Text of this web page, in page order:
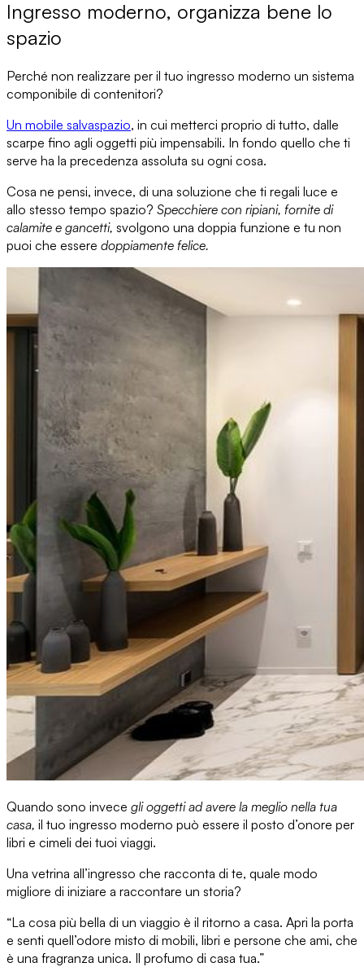
Ingresso moderno, organizza bene lo
spazio
Perché non realizzare per il tuo ingresso moderno un sistema
componibile di contenitori?
Un mobile salvaspazio, in cui metterci proprio di tutto, dalle
scarpe fino agli oggetti più impensabili. In fondo quello che ti
serve ha la precedenza assoluta su ogni cosa.
Cosa ne pensi, invece, di una soluzione che ti regali luce e
allo stesso tempo spazio? Specchiere con ripiani, fornite di
calamite e gancetti, svolgono una doppia funzione e tu non
puoi che essere doppiamente felice.
Quando sono invece gli oggetti ad avere la meglio nella tua
casa, il tuo ingresso moderno può essere il posto d’onore per
libri e cimeli dei tuoi viaggi.
Una vetrina all’ingresso che racconta di te, quale modo
migliore di iniziare a raccontare un storia?
“La cosa più bella di un viaggio è il ritorno a casa. Apri la porta
e senti quell’odore misto di mobili, libri e persone che ami, che
è una fragranza unica. Il profumo di casa tua.”